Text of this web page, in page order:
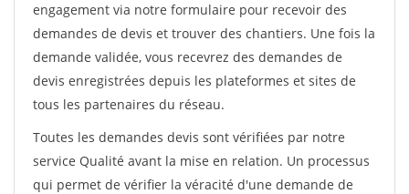
engagement via notre formulaire pour recevoir des
demandes de devis et trouver des chantiers. Une fois la
demande validée, vous recevrez des demandes de
devis enregistrées depuis les plateformes et sites de
tous les partenaires du réseau.
Toutes les demandes devis sont vérifiées par notre
service Qualité avant la mise en relation. Un processus
qui permet de vérifier la véracité d'une demande de